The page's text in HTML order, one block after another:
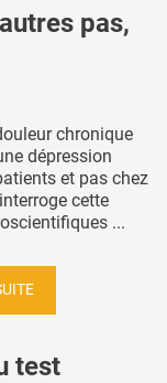
pas,
chronique
dépression
et pas chez
cette
...
test